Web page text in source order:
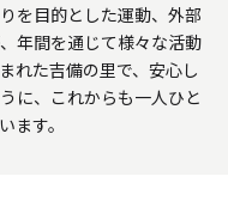
を目的とした運動、外部
年間を通じて様々な活動
れた吉備の里で、安心し
に、これからも一人ひと
ます。